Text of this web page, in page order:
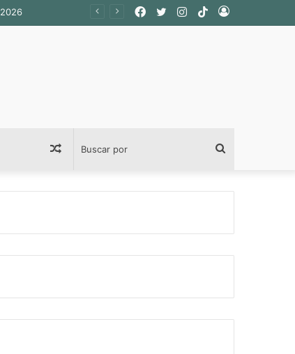
Acceso
TikTok
Instagram
Twitter
Facebook
por
Publicación
al
azar